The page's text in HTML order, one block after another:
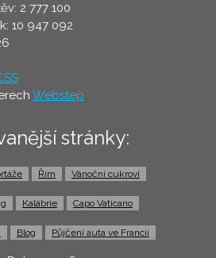
2 777 100
10 947 092
Webstep
stránky:
Řím Vánoční cukroví
Kalábrie Capo Vaticano
Blog Půjčení auta ve Francii